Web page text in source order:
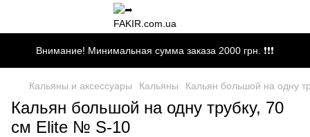
Внимание! Минимальная сумма заказа 2000 грн. ❗❗❗
Кальяны и аксессуары Кальяны Кальян большой на одну
Кальян большой на одну трубку, 70
см Elite № S-10